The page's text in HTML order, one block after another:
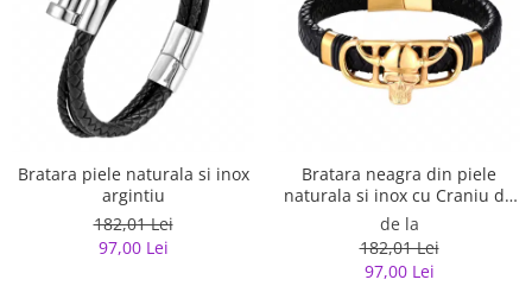
Bratara piele naturala si inox
argintiu
182,01 Lei
97,00 Lei
Bratara neagra din piele
naturala si inox cu Craniu de
Viking
de la
182,01 Lei
97,00 Lei